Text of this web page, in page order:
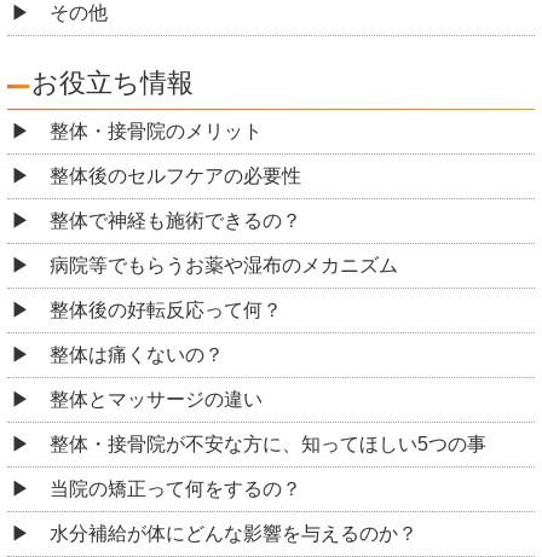
その他
お役立ち情報
整体・接骨院のメリット
整体後のセルフケアの必要性
整体で神経も施術できるの？
病院等でもらうお薬や湿布のメカニズム
整体後の好転反応って何？
整体は痛くないの？
整体とマッサージの違い
整体・接骨院が不安な方に、知ってほしい5つの事
当院の矯正って何をするの？
水分補給が体にどんな影響を与えるのか？